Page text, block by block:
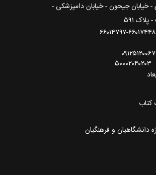
- خیابان جیحون - خیابان دامپزشکی -
۵۹۱
۶۶۰۱۷۴۴۸-۶۶۰۱۴۷۹۷
۰۹۱۲۵۱۲۰۰۶۷
۵۰۰۰۲۰۴۰۲۰۳
کتاب
دانشگاهیان و فرهنگیان